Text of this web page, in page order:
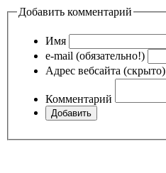
Добавить комментарий
Имя
e-mail (обязательно!)
Адрес вебсайта (скрыто)
Комментарий